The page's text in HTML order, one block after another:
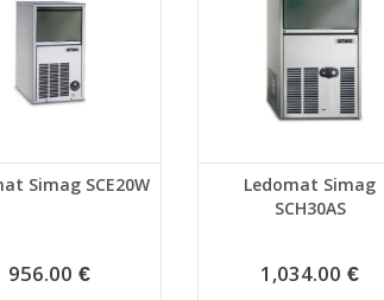
Simag SCE20W
956.00 €
Ledomat Simag
SCH30AS
1,034.00 €